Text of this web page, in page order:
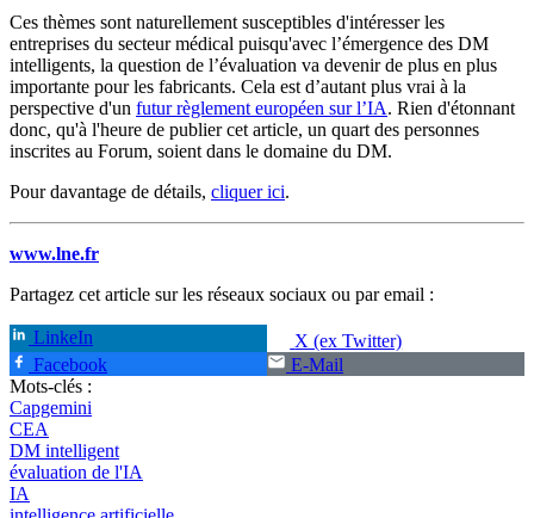
Ces thèmes sont naturellement susceptibles d'intéresser les
entreprises du secteur médical puisqu'avec l’émergence des DM
intelligents, la question de l’évaluation va devenir de plus en plus
importante pour les fabricants. Cela est d’autant plus vrai à la
perspective d'un futur règlement européen sur l’IA. Rien d'étonnant
donc, qu'à l'heure de publier cet article, un quart des personnes
inscrites au Forum, soient dans le domaine du DM.
Pour davantage de détails, cliquer ici.
www.lne.fr
Partagez cet article sur les réseaux sociaux ou par email :
LinkeIn
X (ex Twitter)
Facebook
E-Mail
Mots-clés :
Capgemini
CEA
DM intelligent
évaluation de l'IA
IA